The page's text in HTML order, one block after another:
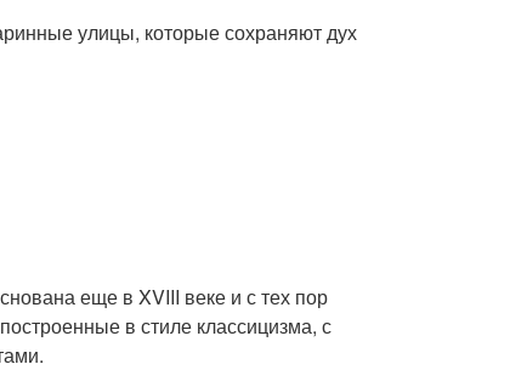
улицы, которые сохраняют дух
еще в XVIII веке и с тех пор
в стиле классицизма, с